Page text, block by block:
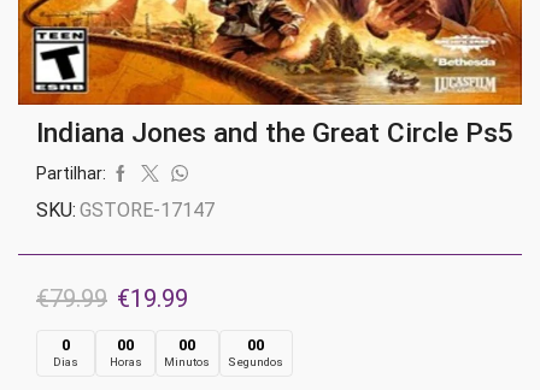
Indiana Jones and the Great Circle Ps5
Partilhar:
SKU: GSTORE-17147
€79.99 O
preço
original
€19.99
preço
atual
0
Dias
00
Horas
00
Minutos
00
Segundos